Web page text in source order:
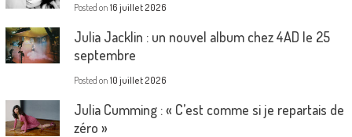
Posted on 16 juillet 2026
Julia Jacklin : un nouvel album chez 4AD le 25
septembre
Posted on 10 juillet 2026
Julia Cumming : « C’est comme si je repartais de
zéro »